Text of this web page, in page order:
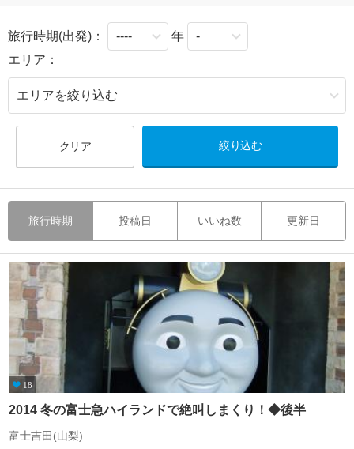
旅行時期(出発)：
年
エリア：
クリア
旅行時期 投稿日 いいね数 更新日
18
2014 冬の富士急ハイランドで絶叫しまくり！◆後半
富士吉田(山梨)